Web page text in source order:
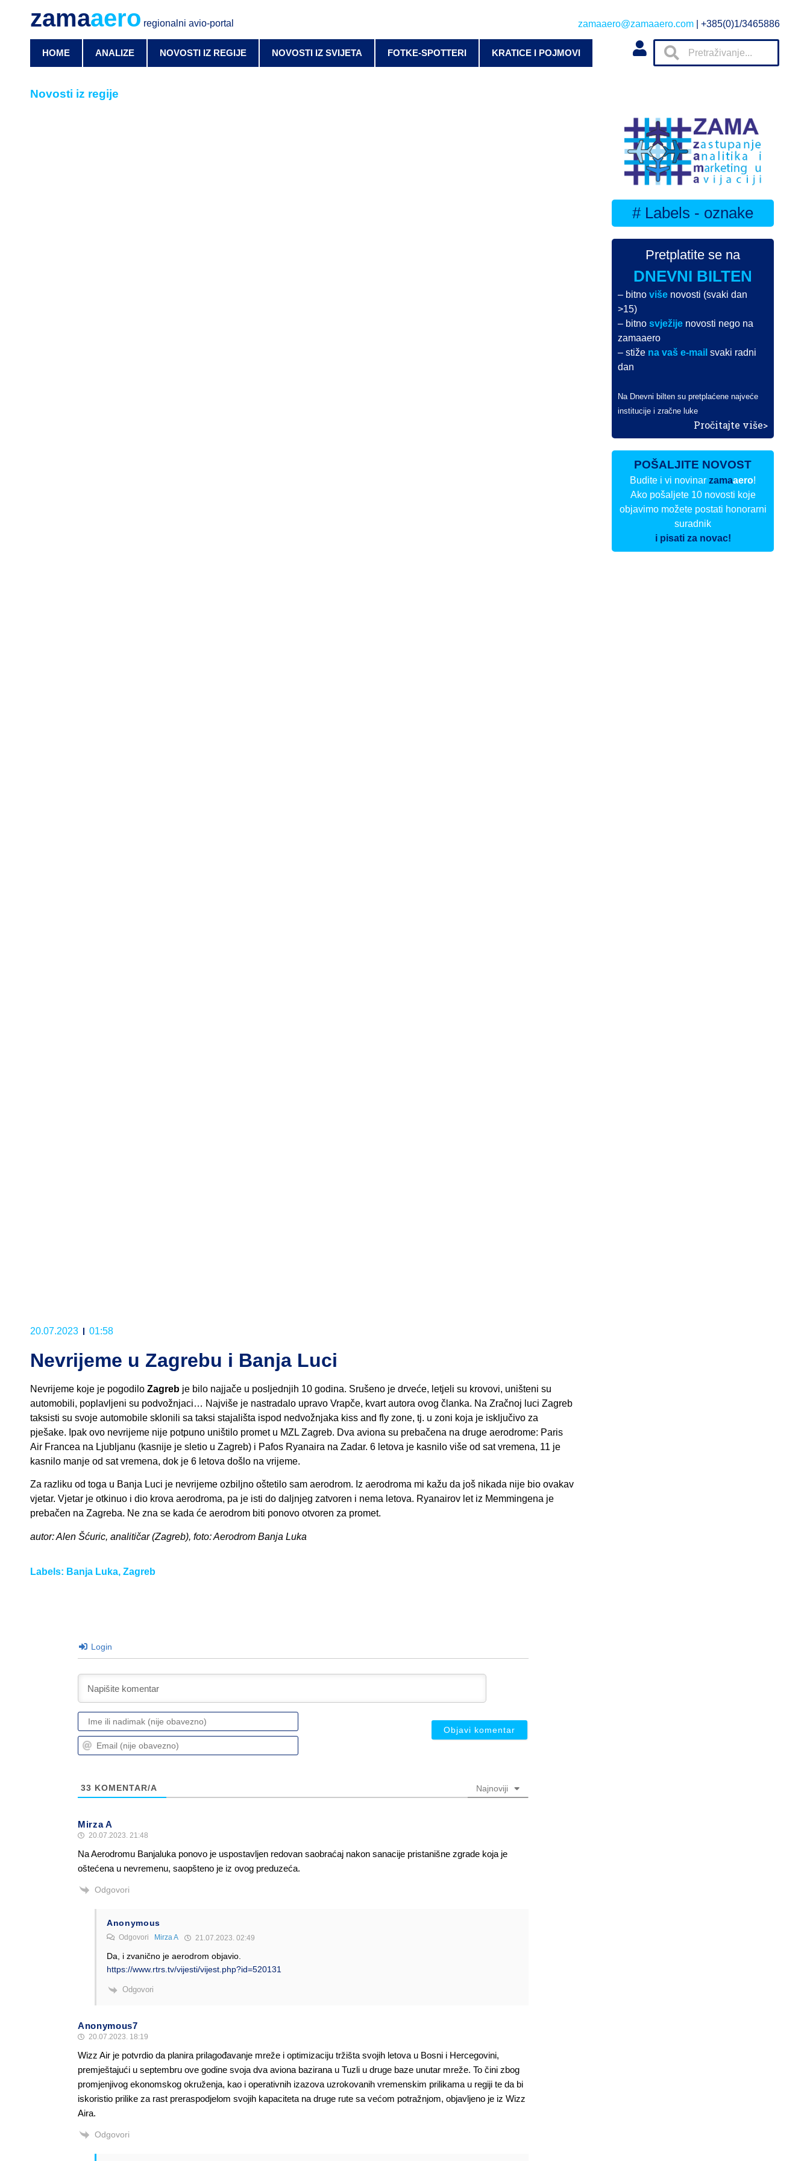
zamaaero regionalni avio-portal zamaaero@zamaaero.com | +385(0)1/3465886
HOME ANALIZE NOVOSTI IZ REGIJE NOVOSTI IZ SVIJETA FOTKE-SPOTTERI KRATICE I POJMOVI
Novosti iz regije
20.07.2023 01:58
Nevrijeme u Zagrebu i Banja Luci
Nevrijeme koje je pogodilo Zagreb je bilo najjače u posljednjih 10 godina. Srušeno je drveće, letjeli su krovovi, uništeni su
automobili, poplavljeni su podvožnjaci… Najviše je nastradalo upravo Vrapče, kvart autora ovog članka. Na Zračnoj luci Zagreb
taksisti su svoje automobile sklonili sa taksi stajališta ispod nedvožnjaka kiss and fly zone, tj. u zoni koja je isključivo za
pješake. Ipak ovo nevrijeme nije potpuno uništilo promet u MZL Zagreb. Dva aviona su prebačena na druge aerodrome: Paris
Air Francea na Ljubljanu (kasnije je sletio u Zagreb) i Pafos Ryanaira na Zadar. 6 letova je kasnilo više od sat vremena, 11 je
kasnilo manje od sat vremena, dok je 6 letova došlo na vrijeme.
Za razliku od toga u Banja Luci je nevrijeme ozbiljno oštetilo sam aerodrom. Iz aerodroma mi kažu da još nikada nije bio ovakav
vjetar. Vjetar je otkinuo i dio krova aerodroma, pa je isti do daljnjeg zatvoren i nema letova. Ryanairov let iz Memmingena je
prebačen na Zagreba. Ne zna se kada će aerodrom biti ponovo otvoren za promet.
autor: Alen Šćuric, analitičar (Zagreb), foto: Aerodrom Banja Luka
Labels: Banja Luka, Zagreb
Login
Ime
ili
nadimak
Email
(nije
33 KOMENTAR/A Najnoviji
Mirza A
20.07.2023. 21:48
Na Aerodromu Banjaluka ponovo je uspostavljen redovan saobraćaj nakon sanacije pristanišne zgrade koja je
oštećena u nevremenu, saopšteno je iz ovog preduzeća.
Odgovori
Anonymous
Odgovori Mirza A 21.07.2023. 02:49
Da, i zvanično je aerodrom objavio.
https://www.rtrs.tv/vijesti/vijest.php?id=520131
Odgovori
Anonymous7
20.07.2023. 18:19
Wizz Air je potvrdio da planira prilagođavanje mreže i optimizaciju tržišta svojih letova u Bosni i Hercegovini,
premještajući u septembru ove godine svoja dva aviona bazirana u Tuzli u druge baze unutar mreže. To čini zbog
promjenjivog ekonomskog okruženja, kao i operativnih izazova uzrokovanih vremenskim prilikama u regiji te da bi
iskoristio prilike za rast preraspodjelom svojih kapaciteta na druge rute sa većom potražnjom, objavljeno je iz Wizz
Aira.
Odgovori
# Labels - oznake
Pretplatite se na
DNEVNI BILTEN
– bitnoviše novosti (svaki dan
>15)
– bitnosvježije novosti nego na
zamaaero
– stiže na vaš e-mail svaki radni
dan
Na Dnevni bilten su pretplaćene najveće
institucije i zračne luke
Pročitajte više>
POŠALJITE NOVOST
Budite i vi novinarzamaaero!
Ako pošaljete 10 novosti koje
objavimo možete postati honorarni
suradnik
i pisati za novac!